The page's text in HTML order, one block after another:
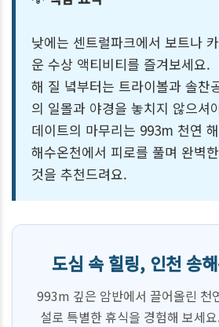
낮에는 센트럴파크에서 보트나
운 수상 액티비티를 즐겨보세요.
해 질 녘부터는 트라이볼과 솔찬
의 일몰과 야경을 놓치지 않으셔
데이트의 마무리는 993m 천연
해수온천에서 피로를 풀며 완벽
것을 추천드려요.
도심 속 힐링, 인천 송
993m 깊은 암반에서 끌어올린 천
설로 특별한 휴식을 경험해 보세